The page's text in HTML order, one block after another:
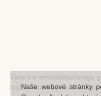
View the embedded image
https://rkfustropkov.sk/
Naše webové stránky